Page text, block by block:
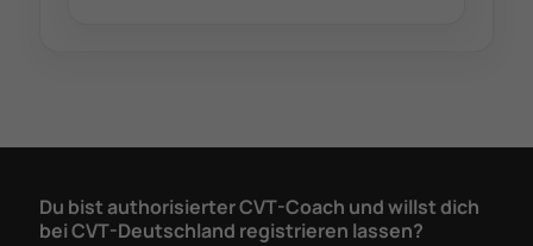
Du bist authorisierter CVT-Coach und willst dich
bei CVT-Deutschland registrieren lassen?